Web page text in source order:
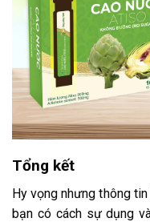
Tổng kết
Hy vọng nhưng thông
bạn có cách sự dụng